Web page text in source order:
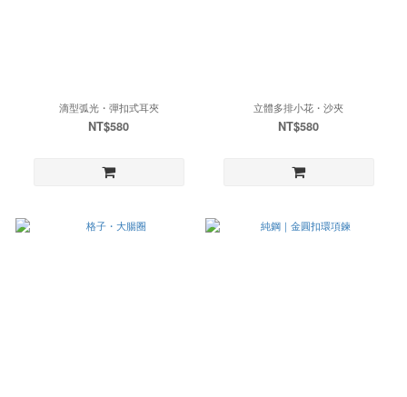
滴型弧光・彈扣式耳夾
NT$580
立體多排小花・沙夾
NT$580